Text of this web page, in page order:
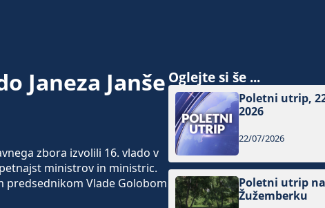
Janeza Janše
zbora izvolili 16. vlado v
ministrov in ministric.
predsednikom Vlade Golobom
Oglejte si še ...
Poletni utrip,
2026
22/07/2026
Poletni utrip
Žužemberku